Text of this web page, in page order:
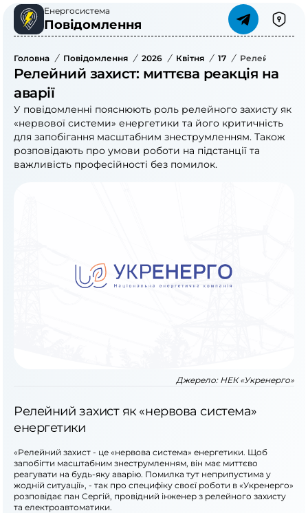
Енергосистема
Повідомлення
Головна / Повідомлення / 2026 / Квітня / 17 / Релейний
Релейний захист: миттєва реакція на
аварії
У повідомленні пояснюють роль релейного захисту як
«нервової системи» енергетики та його критичність
для запобігання масштабним знеструмленням. Також
розповідають про умови роботи на підстанції та
важливість професійності без помилок.
Джерело: НЕК «Укренерго»
Релейний захист як «нервова система»
енергетики
«Релейний захист - це «нервова система» енергетики. Щоб
запобігти масштабним знеструмленням, він має миттєво
реагувати на будь-яку аварію. Помилка тут неприпустима у
жодній ситуації», - так про специфіку своєї роботи в «Укренерго»
розповідає пан Сергій, провідний інженер з релейного захисту
та електроавтоматики.